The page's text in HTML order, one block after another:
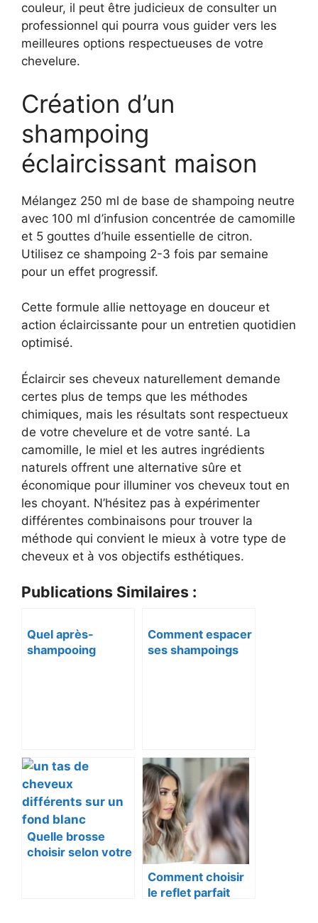
couleur, il peut être judicieux de consulter un
professionnel qui pourra vous guider vers les
meilleures options respectueuses de votre
chevelure.
Création d’un
shampoing
éclaircissant maison
Mélangez 250 ml de base de shampoing neutre
avec 100 ml d’infusion concentrée de camomille
et 5 gouttes d’huile essentielle de citron.
Utilisez ce shampoing 2-3 fois par semaine
pour un effet progressif.
Cette formule allie nettoyage en douceur et
action éclaircissante pour un entretien quotidien
optimisé.
Éclaircir ses cheveux naturellement demande
certes plus de temps que les méthodes
chimiques, mais les résultats sont respectueux
de votre chevelure et de votre santé. La
camomille, le miel et les autres ingrédients
naturels offrent une alternative sûre et
économique pour illuminer vos cheveux tout en
les choyant. N’hésitez pas à expérimenter
différentes combinaisons pour trouver la
méthode qui convient le mieux à votre type de
cheveux et à vos objectifs esthétiques.
Publications Similaires :
Quel après-
shampooing
Comment espacer
ses shampoings
Quelle brosse
choisir selon votre
Comment choisir
le reflet parfait